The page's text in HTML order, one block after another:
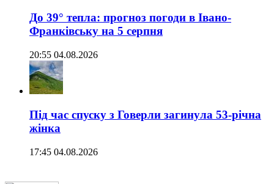
До 39° тепла: прогноз погоди в Івано-
Франківську на 5 серпня
20:55 04.08.2026
Під час спуску з Говерли загинула 53-річна
жінка
17:45 04.08.2026